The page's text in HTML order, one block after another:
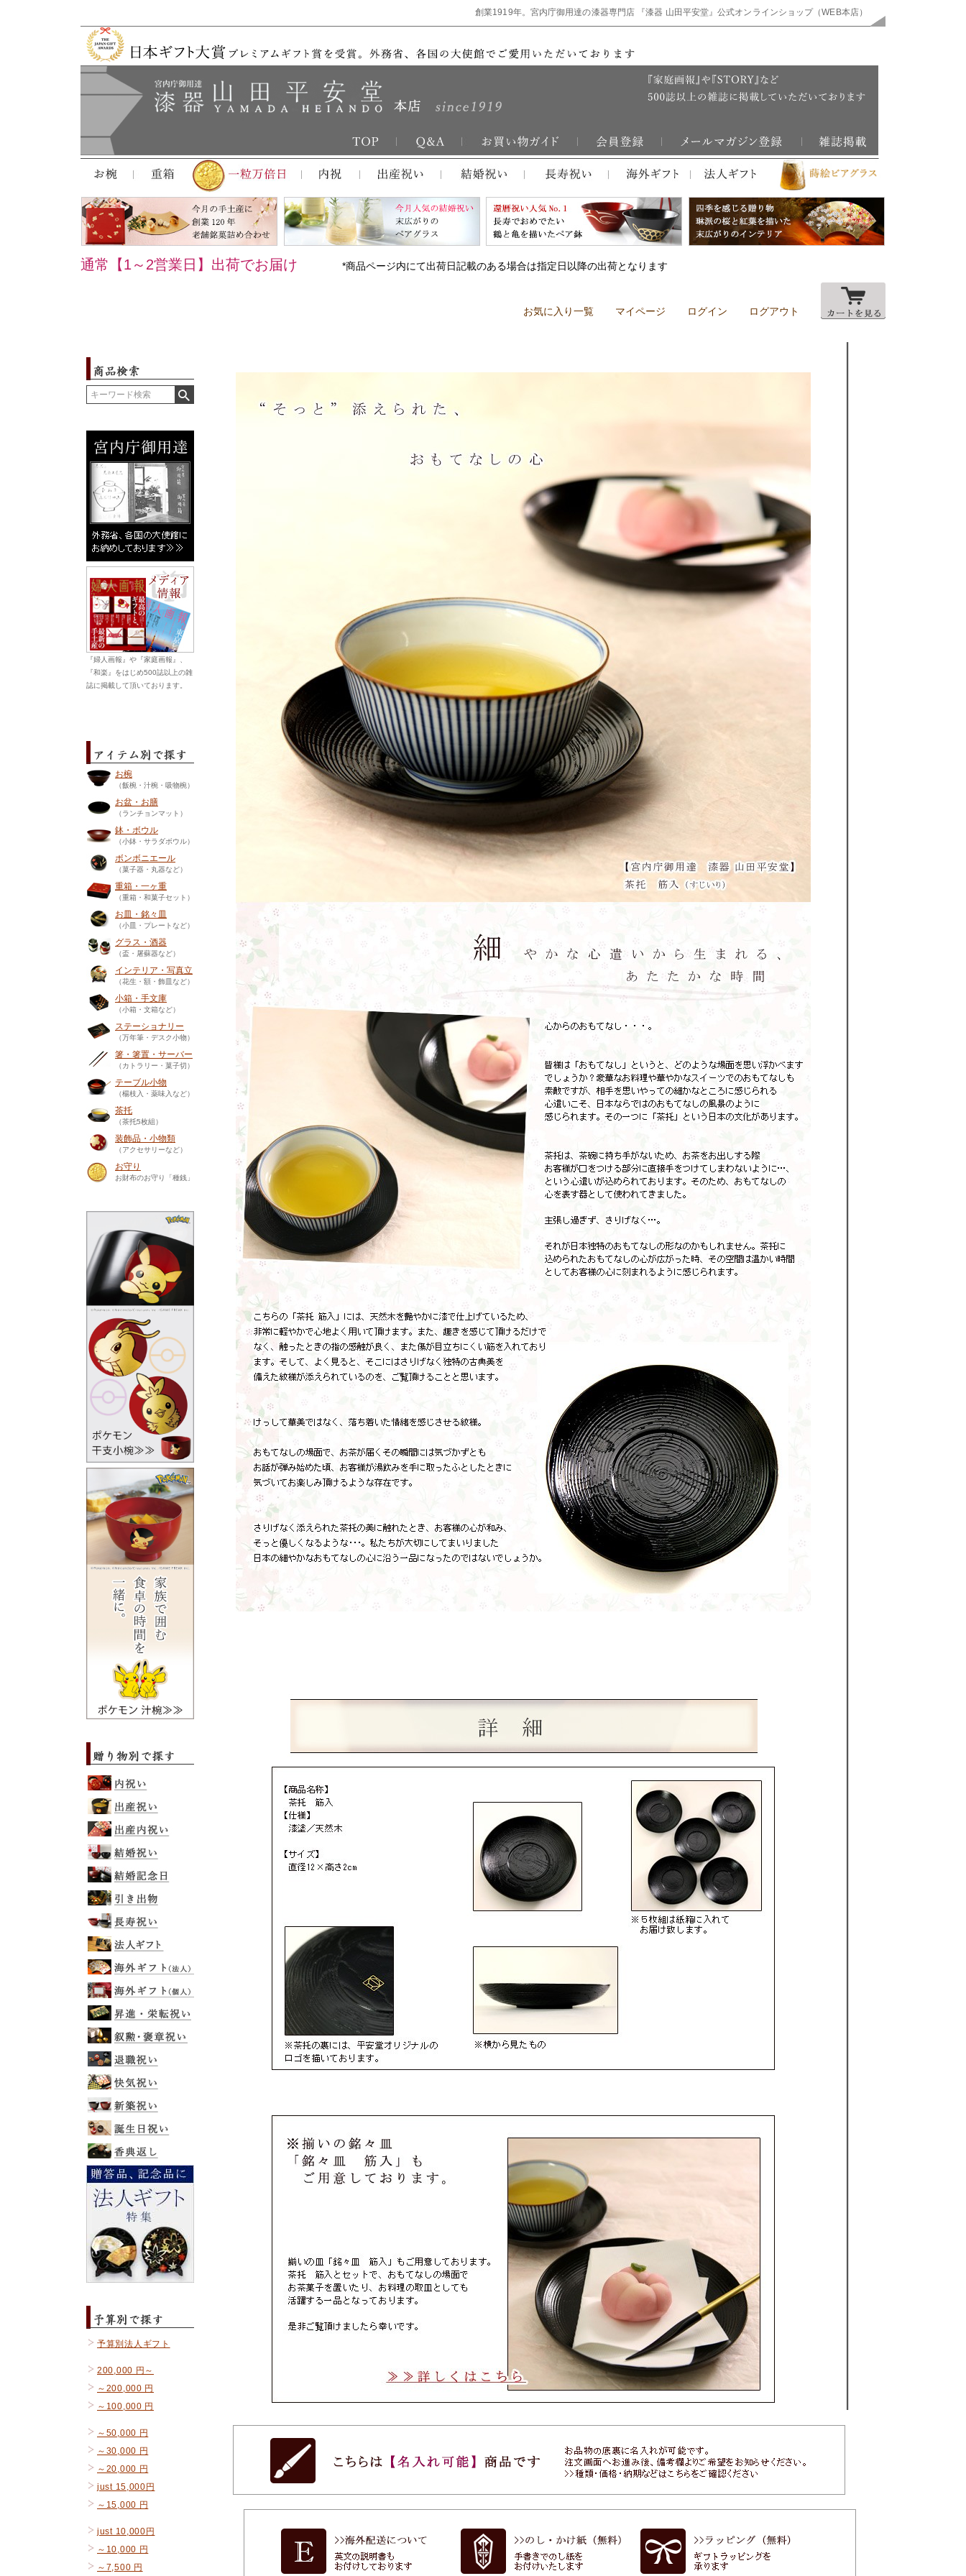
創業1919年。宮内庁御用達の漆器専門店 『漆器 山田平安堂』公式オンラインショップ（WEB本店）
通常【1～2営業日】出荷でお届け *商品ページ内にて出荷日記載のある場合は指定日以降の出荷となります
お気に入り一覧 マイページ ログイン ログアウト
『婦人画報』や『家庭画報』、
『和楽』をはじめ500誌以上の雑
誌に掲載して頂いております。
お椀
（飯椀・汁椀・吸物椀）
お盆・お膳
（ランチョンマット）
鉢・ボウル
（小鉢・サラダボウル）
ボンボニエール
（菓子器・丸器など）
重箱・一ヶ重
（重箱・和菓子セット）
お皿・銘々皿
（小皿・プレートなど）
グラス・酒器
（盃・屠蘇器など）
インテリア・写真立
（花生・額・飾皿など）
小箱・手文庫
（小箱・文箱など）
ステーショナリー
（万年筆・デスク小物）
箸・箸置・サーバー
（カトラリー・菓子切）
テーブル小物
（楊枝入・薬味入など）
茶托
（茶托5枚組）
装飾品・小物類
（アクセサリーなど）
お守り
お財布のお守り「種銭」
予算別法人ギフト
200,000 円～
～200,000 円
～100,000 円
～50,000 円
～30,000 円
～20,000 円
just 15,000円
～15,000 円
just 10,000円
～10,000 円
～7,500 円